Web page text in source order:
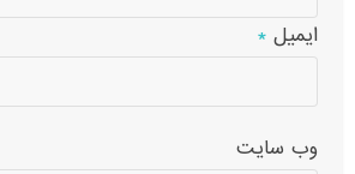
ایمیل*
وب‌ سایت